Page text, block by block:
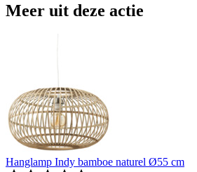
Meer uit deze actie
Hanglamp Indy bamboe naturel Ø55 cm